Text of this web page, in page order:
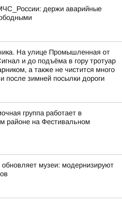
держи аварийные
На улице Промышленная от
и до подъёма в гору тротуар
а также не чистится много
после зимней посылки дороги
группа работает в
районе на Фестивальном
музеи: модернизируют